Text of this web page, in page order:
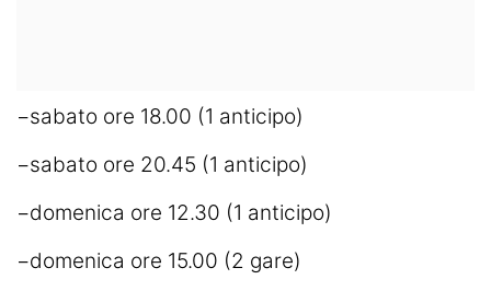
−sabato ore 18.00 (1 anticipo)
−sabato ore 20.45 (1 anticipo)
−domenica ore 12.30 (1 anticipo)
−domenica ore 15.00 (2 gare)